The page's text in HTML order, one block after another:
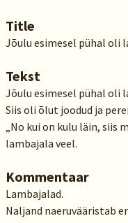
Title
Jõulu esimesel pühal oli
Tekst
Jõulu esimesel pühal oli
Siis oli õlut joodud ja
„No kui on kulu läin, siis
lambajala veel.
Kommentaar
Lambajalad.
Naljand naeruvääristab